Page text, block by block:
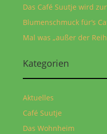
Das Café Suutje wird
Blumenschmuck für‘s
Mal was „außer der
Kategorien
Aktuelles
Café Suutje
Das Wohnheim